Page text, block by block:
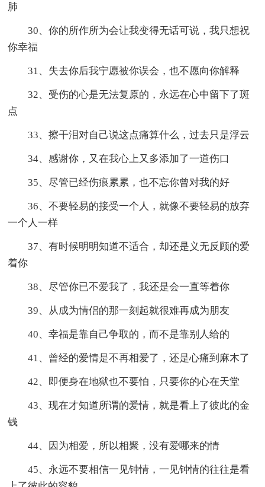
肺
30、你的所作所为会让我变得无话可说，我只想祝
你幸福
31、失去你后我宁愿被你误会，也不愿向你解释
32、受伤的心是无法复原的，永远在心中留下了斑
点
33、擦干泪对自己说这点痛算什么，过去只是浮云
34、感谢你，又在我心上又多添加了一道伤口
35、尽管已经伤痕累累，也不忘你曾对我的好
36、不要轻易的接受一个人，就像不要轻易的放弃
一个人一样
37、有时候明明知道不适合，却还是义无反顾的爱
着你
38、尽管你已不爱我了，我还是会一直等着你
39、从成为情侣的那一刻起就很难再成为朋友
40、幸福是靠自己争取的，而不是靠别人给的
41、曾经的爱情是不再相爱了，还是心痛到麻木了
42、即便身在地狱也不要怕，只要你的心在天堂
43、现在才知道所谓的爱情，就是看上了彼此的金
钱
44、因为相爱，所以相聚，没有爱哪来的情
45、永远不要相信一见钟情，一见钟情的往往是看